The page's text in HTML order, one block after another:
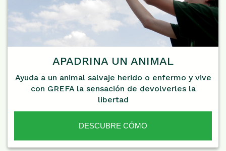
APADRINA UN ANIMAL
Ayuda a un animal salvaje herido o enfermo y vive
con GREFA la sensación de devolverles la
libertad
DESCUBRE CÓMO